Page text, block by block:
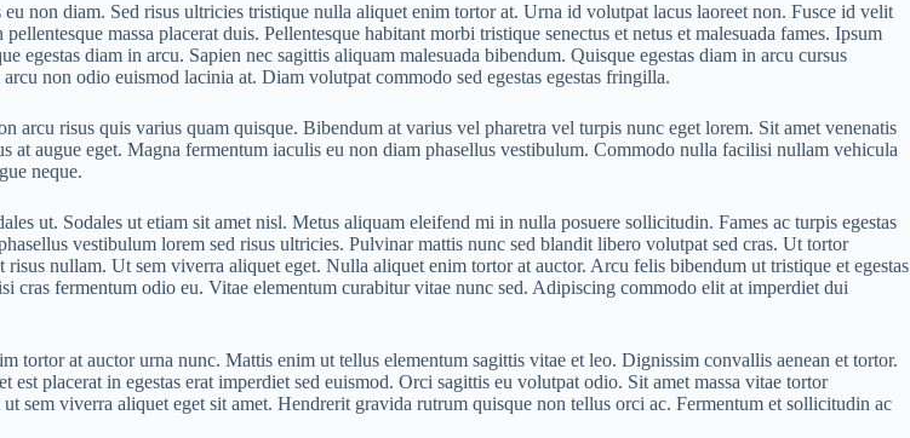
non diam. Sed risus ultricies tristique nulla aliquet enim tortor at. Urna id volutpat lacus laoreet non. Fusce id velit
massa placerat duis. Pellentesque habitant morbi tristique senectus et netus et malesuada fames. Ipsum
diam in arcu. Sapien nec sagittis aliquam malesuada bibendum. Quisque egestas diam in arcu cursus
non odio euismod lacinia at. Diam volutpat commodo sed egestas egestas fringilla.
arcu risus quis varius quam quisque. Bibendum at varius vel pharetra vel turpis nunc eget lorem. Sit amet venenatis
augue eget. Magna fermentum iaculis eu non diam phasellus vestibulum. Commodo nulla facilisi nullam vehicula
neque.
ut. Sodales ut etiam sit amet nisl. Metus aliquam eleifend mi in nulla posuere sollicitudin. Fames ac turpis egestas
vestibulum lorem sed risus ultricies. Pulvinar mattis nunc sed blandit libero volutpat sed cras. Ut tortor
nullam. Ut sem viverra aliquet eget. Nulla aliquet enim tortor at auctor. Arcu felis bibendum ut tristique et egestas
fermentum odio eu. Vitae elementum curabitur vitae nunc sed. Adipiscing commodo elit at imperdiet dui
tortor at auctor urna nunc. Mattis enim ut tellus elementum sagittis vitae et leo. Dignissim convallis aenean et tortor.
placerat in egestas erat imperdiet sed euismod. Orci sagittis eu volutpat odio. Sit amet massa vitae tortor
sem viverra aliquet eget sit amet. Hendrerit gravida rutrum quisque non tellus orci ac. Fermentum et sollicitudin ac